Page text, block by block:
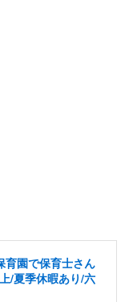
育園で保育士さん
/夏季休暇あり/六